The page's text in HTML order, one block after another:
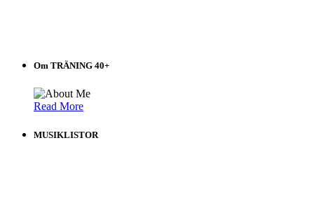
Om TRÄNING 40+
Read More
MUSIKLISTOR